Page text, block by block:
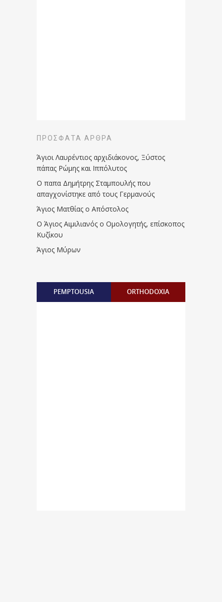
ΠΡΌΣΦΑΤΑ ΆΡΘΡΑ
Άγιοι Λαυρέντιος αρχιδιάκονος, Ξύστος
πάπας Ρώμης και Ιππόλυτος
Ο παπα Δημήτρης Σταμπουλής που
απαγχονίστηκε από τους Γερμανούς
Άγιος Ματθίας ο Απόστολος
Ο Άγιος Αιμιλιανός ο Ομολογητής, επίσκοπος
Κυζίκου
Άγιος Μύρων
PEMPTOUSIA ORTHODOXIA